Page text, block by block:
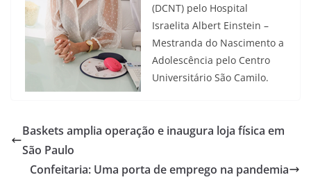
(DCNT) pelo Hospital
Israelita Albert Einstein –
Mestranda do Nascimento a
Adolescência pelo Centro
Universitário São Camilo.
Baskets amplia operação e inaugura loja física em
São Paulo
Confeitaria: Uma porta de emprego na pandemia